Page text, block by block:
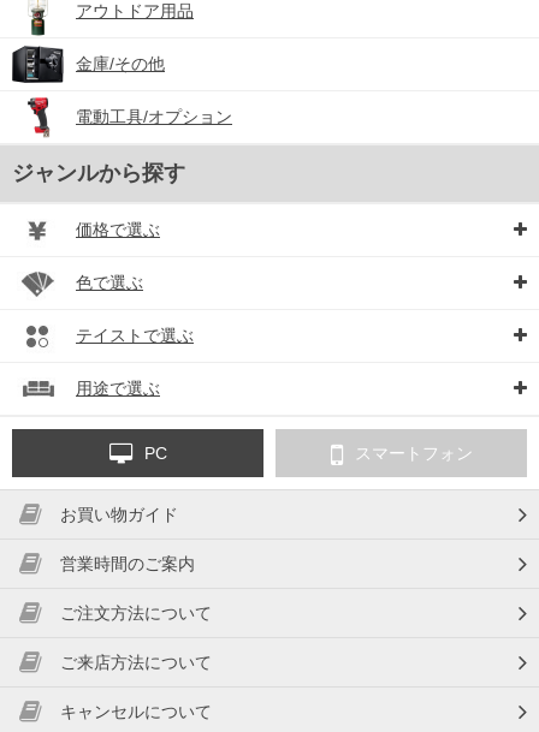
アウトドア用品
金庫/その他
電動工具/オプション
ジャンルから探す
価格で選ぶ
色で選ぶ
テイストで選ぶ
用途で選ぶ
PC スマートフォン
お買い物ガイド
営業時間のご案内
ご注文方法について
ご来店方法について
キャンセルについて